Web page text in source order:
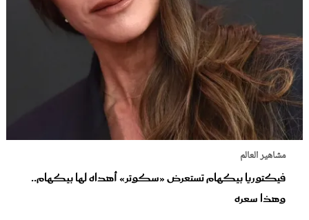
مشاهير العالم
فيكتوريا بيكهام تستعرض «سكوتر» أهداه لها بيكهام..
وهذا سعره